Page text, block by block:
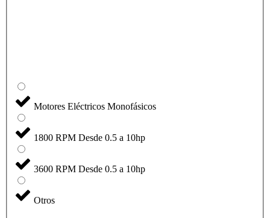
Motores Eléctricos Monofásicos
1800 RPM Desde 0.5 a 10hp
3600 RPM Desde 0.5 a 10hp
Otros